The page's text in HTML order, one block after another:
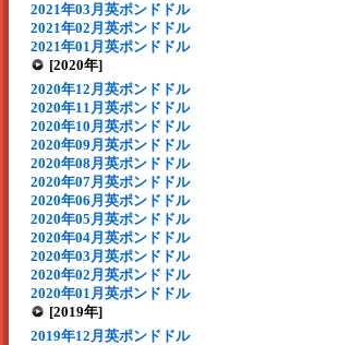
2021年03月英ポンドドル
2021年02月英ポンドドル
2021年01月英ポンドドル
[2020年]
2020年12月英ポンドドル
2020年11月英ポンドドル
2020年10月英ポンドドル
2020年09月英ポンドドル
2020年08月英ポンドドル
2020年07月英ポンドドル
2020年06月英ポンドドル
2020年05月英ポンドドル
2020年04月英ポンドドル
2020年03月英ポンドドル
2020年02月英ポンドドル
2020年01月英ポンドドル
[2019年]
2019年12月英ポンドドル